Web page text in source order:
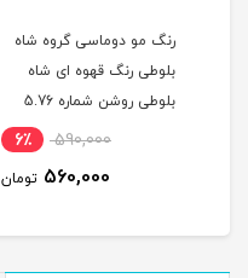
رنگ مو دوماسی گروه شاه
بلوطی رنگ قهوه ای شاه
بلوطی روشن شماره 5.76
590,000 6٪
560,000 تومان